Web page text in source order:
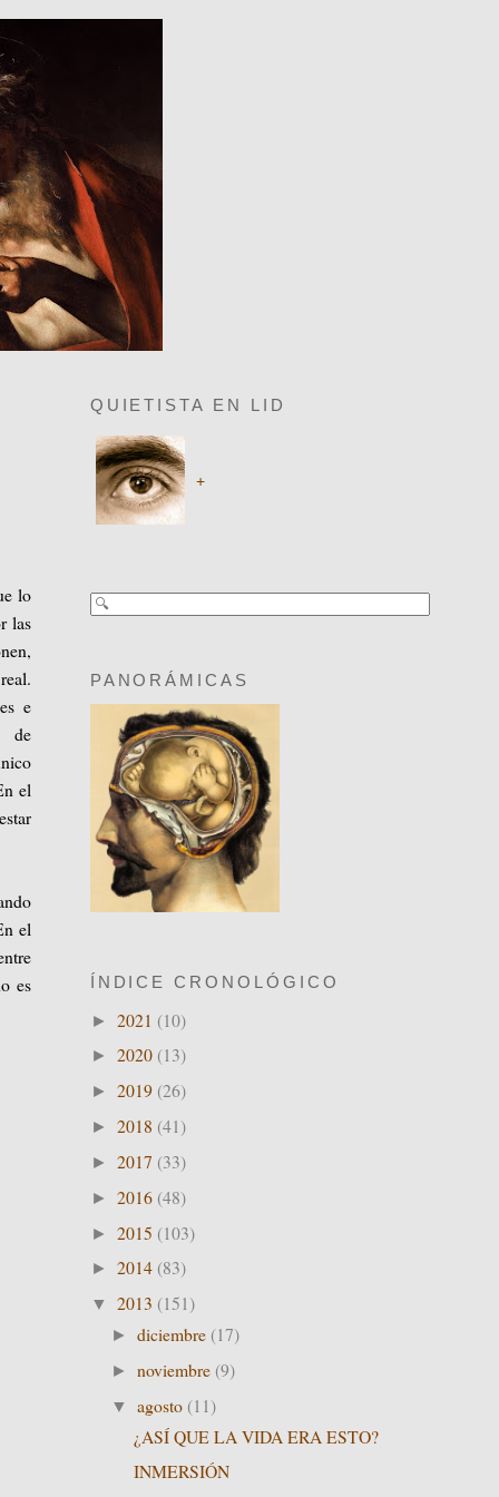
lo
las
e
de
el
el
es
QUIETISTA EN LID
+
PANORÁMICAS
ÍNDICE CRONOLÓGICO
► 2021 (10)
► 2020 (13)
► 2019 (26)
► 2018 (41)
► 2017 (33)
► 2016 (48)
► 2015 (103)
► 2014 (83)
▼ 2013 (151)
►diciembre (17)
►noviembre (9)
▼agosto (11)
¿ASÍ QUE LA VIDA ERA ESTO?
INMERSIÓN